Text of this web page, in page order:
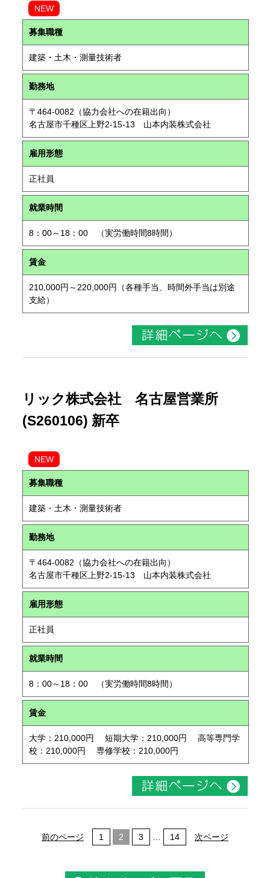
NEW
募集職種
建築・土木・測量技術者
勤務地
〒464-0082（協力会社への在籍出向）
名古屋市千種区上野2-15-13 山本内装株式会社
雇用形態
正社員
就業時間
8：00～18：00 （実労働時間8時間）
賃金
210,000円～220,000円（各種手当、時間外手当は別途
支給）
リック株式会社 名古屋営業所
(S260106) 新卒
NEW
募集職種
建築・土木・測量技術者
勤務地
〒464-0082（協力会社への在籍出向）
名古屋市千種区上野2-15-13 山本内装株式会社
雇用形態
正社員
就業時間
8：00～18：00 （実労働時間8時間）
賃金
大学：210,000円 短期大学：210,000円 高等専門学
校：210,000円 専修学校：210,000円
前のページ 1 2 3 14 次ページ